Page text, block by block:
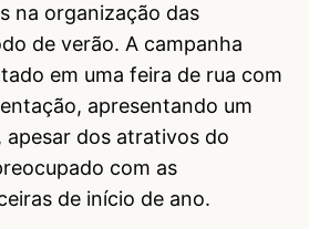
na organização das
de verão. A campanha
em uma feira de rua com
apresentando um
apesar dos atrativos do
com as
de início de ano.